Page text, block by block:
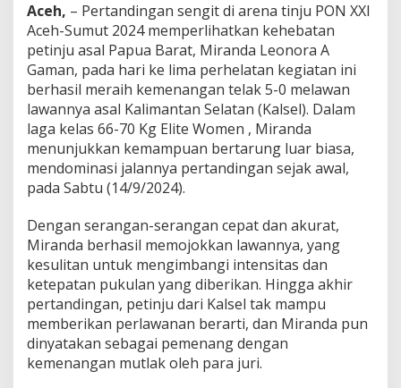
e
n
P
a
p
u
a
B
a
r
a
t
i
r
a
n
d
a
a
i
h
Aceh, – Pertandingan sengit di arena tinju PON XXI
Aceh-Sumut 2024 memperlihatkan kehebatan
petinju asal Papua Barat, Miranda Leonora A
Gaman, pada hari ke lima perhelatan kegiatan ini
berhasil meraih kemenangan telak 5-0 melawan
lawannya asal Kalimantan Selatan (Kalsel). Dalam
laga kelas 66-70 Kg Elite Women , Miranda
menunjukkan kemampuan bertarung luar biasa,
mendominasi jalannya pertandingan sejak awal,
pada Sabtu (14/9/2024).
Dengan serangan-serangan cepat dan akurat,
Miranda berhasil memojokkan lawannya, yang
kesulitan untuk mengimbangi intensitas dan
ketepatan pukulan yang diberikan. Hingga akhir
pertandingan, petinju dari Kalsel tak mampu
memberikan perlawanan berarti, dan Miranda pun
dinyatakan sebagai pemenang dengan
kemenangan mutlak oleh para juri.